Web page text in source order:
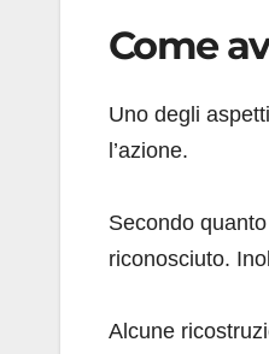
Come
Uno degli
l’azione.
Secondo
riconosciuto.
Alcune